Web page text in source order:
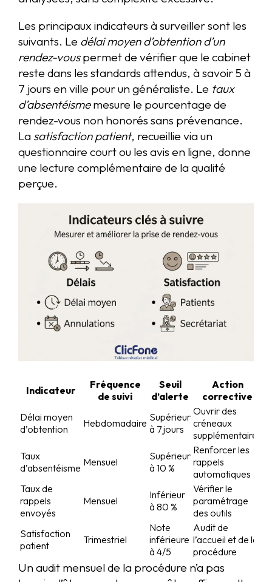
Les principaux indicateurs à surveiller sont les
suivants. Le délai moyen d’obtention d’un
rendez-vouspermet de vérifier que le cabinet
reste dans les standards attendus, à savoir 5 à
7 jours en ville pour un généraliste. Le taux
d’absentéismemesure le pourcentage de
rendez-vous non honorés sans prévenance.
La satisfaction patient, recueillie via un
questionnaire court ou les avis en ligne, donne
une lecture complémentaire de la qualité
perçue.
Indicateur
Fréquence
de suivi
Seuil
d’alerte
Action
corrective
Délai moyen
d’obtention
Hebdomadaire Supérieur
à 7 jours
Ouvrir des
créneaux
supplémentaires
Taux
d’absentéisme Mensuel
Supérieur
à 10 %
Renforcer les
rappels
automatiques
Taux de
rappels
envoyés
Mensuel
Inférieur
à 80 %
Vérifier le
paramétrage
des outils
Satisfaction
patient
Trimestriel
Note
inférieure
à 4/5
Audit de
l’accueil et de la
procédure
Un audit mensuel de la procédure n’a pas